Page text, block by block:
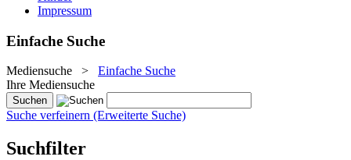
Impressum
Einfache Suche
Mediensuche > Einfache Suche
Ihre Mediensuche
Suche verfeinern (Erweiterte Suche)
Suchfilter